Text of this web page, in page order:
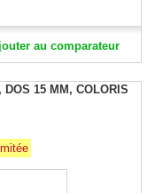
au comparateur
DOS 15 MM, COLORIS